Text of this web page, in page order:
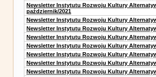
Newsletter Instytutu Rozwoju Kultury
październik/2021
Newsletter Instytutu Rozwoju Kultury
Newsletter Instytutu Rozwoju Kultury
Newsletter Instytutu Rozwoju Kultury
Newsletter Instytutu Rozwoju Kultury
Newsletter Instytutu Rozwoju Kultury
Newsletter Instytutu Rozwoju Kultury
Newsletter Instytutu Rozwoju Kultury